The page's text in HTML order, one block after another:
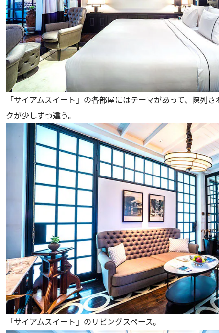
「サイアムスイート」の各部屋にはテーマがあって、陳列
クが少しずつ違う。
「サイアムスイート」のリビングスペース。